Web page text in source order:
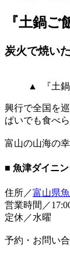
『土鍋ご
炭火で焼い
▲ 『土鍋
興行で全国を
ぱいでも食べ
富山の山海の
■ 魚津ダイニ
住所／富山県
営業時間／
定休／水曜
予約・お問い